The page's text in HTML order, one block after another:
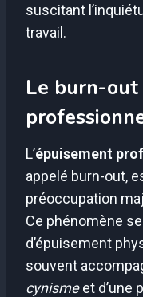
suscitant
travail.
Le burn-
L’épuisement
appelé burn-out,
préoccupation
Ce phénomène
d’épuisement
souvent
cynismeet d’une